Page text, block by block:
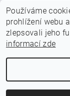
2026
Používáme
prohlížení webu
zlepsovali jeho
informací zde